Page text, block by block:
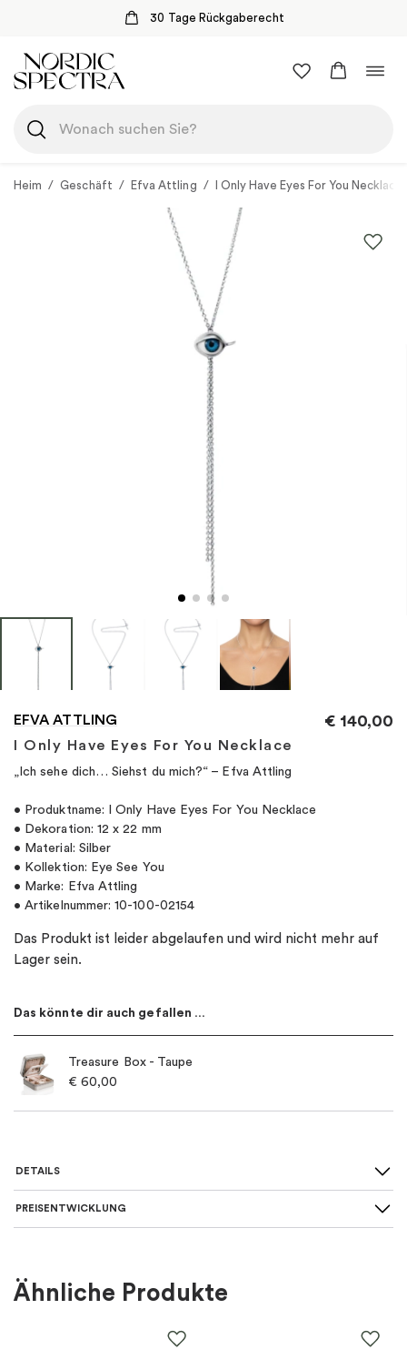
30 Tage Rückgaberecht
Inhalt
springen
Heim / Geschäft / Efva Attling / I Only Have Eyes For You Necklace
EFVA ATTLING
I Only Have Eyes For You Necklace
€ 140,00
„Ich sehe dich… Siehst du mich?“ – Efva Attling
• Produktname: I Only Have Eyes For You Necklace
• Dekoration: 12 x 22 mm
• Material: Silber
• Kollektion: Eye See You
• Marke: Efva Attling
• Artikelnummer: 10-100-02154
Das Produkt ist leider abgelaufen und wird nicht mehr auf
Lager sein.
Das könnte dir auch gefallen …
Treasure Box - Taupe
€ 60,00
DETAILS
SKU
PREISENTWICKLUNG
Ähnliche Produkte